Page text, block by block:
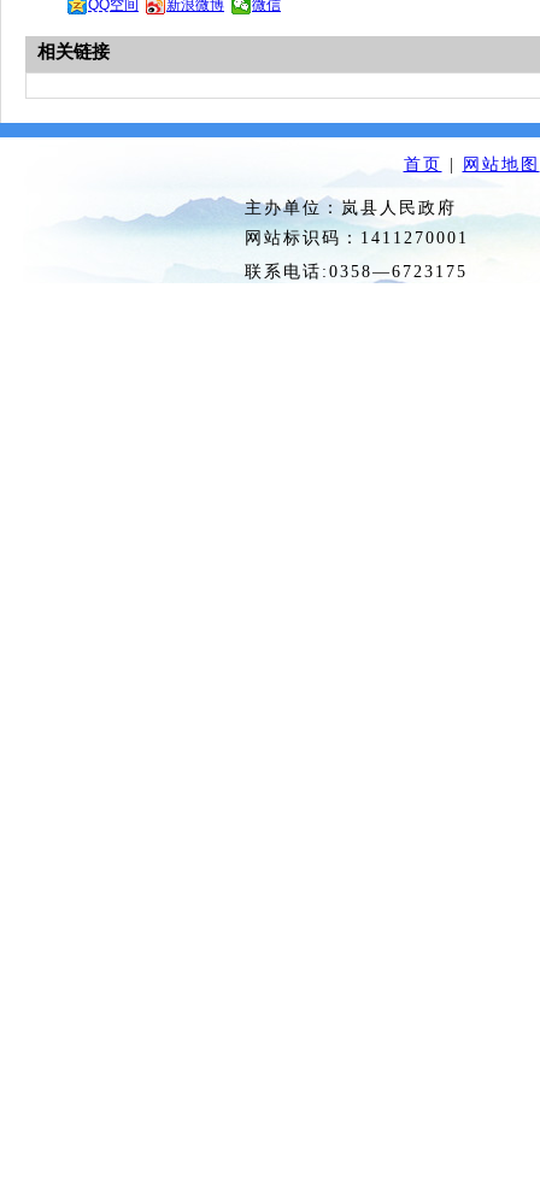
QQ空间 新浪微博 微信
相关链接
首页 网站地图
主办单位：岚县人民政府
网站标识码：
联系电话